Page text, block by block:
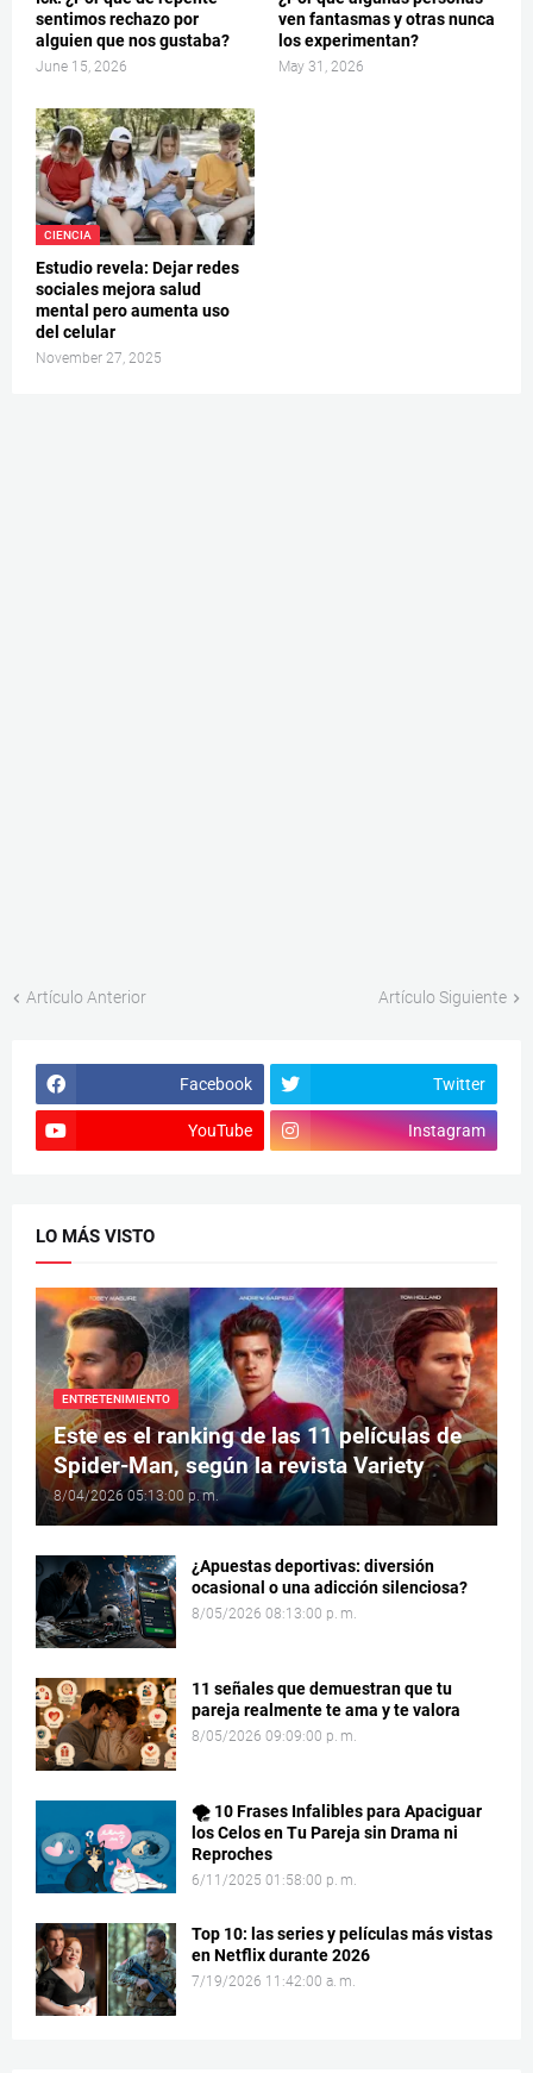
sentimos rechazo por
alguien que nos gustaba?
June 15, 2026
ven fantasmas y otras nunca
los experimentan?
May 31, 2026
CIENCIA
Estudio revela: Dejar redes
sociales mejora salud
mental pero aumenta uso
del celular
November 27, 2025
Artículo Anterior Artículo Siguiente
Facebook Twitter
YouTube Instagram
LO MÁS VISTO
ENTRETENIMIENTO
Este es el ranking de las 11 películas de
Spider-Man, según la revista Variety
8/04/2026 05:13:00 p. m.
¿Apuestas deportivas: diversión
ocasional o una adicción silenciosa?
8/05/2026 08:13:00 p. m.
11 señales que demuestran que tu
pareja realmente te ama y te valora
8/05/2026 09:09:00 p. m.
🌪️ 10 Frases Infalibles para Apaciguar
los Celos en Tu Pareja sin Drama ni
Reproches
6/11/2025 01:58:00 p. m.
Top 10: las series y películas más vistas
en Netflix durante 2026
7/19/2026 11:42:00 a. m.